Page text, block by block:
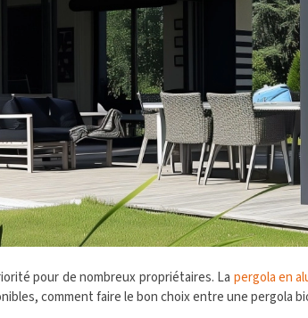
pour de nombreux propriétaires. La pergola en
comment faire le bon choix entre une